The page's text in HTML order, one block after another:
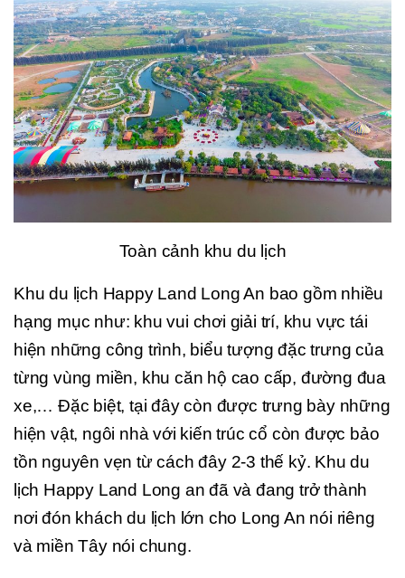
Toàn cảnh khu du lịch
Khu du lịch Happy Land Long An bao gồm nhiều
hạng mục như: khu vui chơi giải trí, khu vực tái
hiện những công trình, biểu tượng đặc trưng của
từng vùng miền, khu căn hộ cao cấp, đường đua
xe,… Đặc biệt, tại đây còn được trưng bày những
hiện vật, ngôi nhà với kiến trúc cổ còn được bảo
tồn nguyên vẹn từ cách đây 2-3 thế kỷ. Khu du
lịch Happy Land Long an đã và đang trở thành
nơi đón khách du lịch lớn cho Long An nói riêng
và miền Tây nói chung.